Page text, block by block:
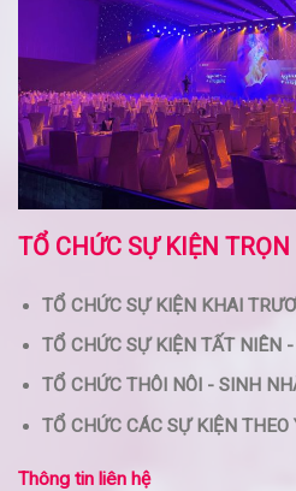
TỔ CHỨC SỰ KIỆN TRỌN
TỔ CHỨC SỰ KIỆN KHAI
TỔ CHỨC SỰ KIỆN TẤT NIÊN
TỔ CHỨC THÔI NÔI - SINH
TỔ CHỨC CÁC SỰ KIỆN THEO
Thông tin liên hệ